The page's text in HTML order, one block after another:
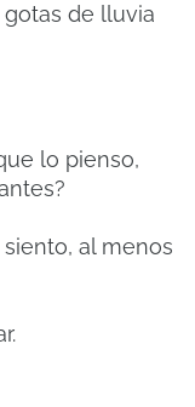
gotas de lluvia
lo pienso,
al menos